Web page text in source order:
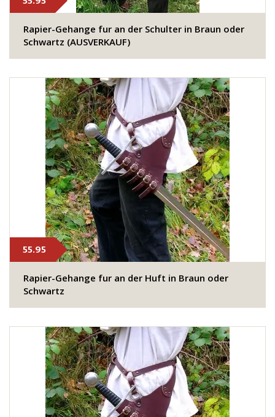
Rapier-Gehange fur an der Schulter in Braun oder
Schwartz (AUSVERKAUF)
55.95
Rapier-Gehange fur an der Huft in Braun oder
Schwartz